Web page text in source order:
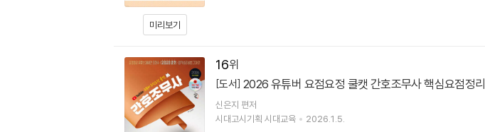
미리보기
16
[도서] 2026 유튜버 요점요정 쿨캣 간호조무사 핵심요점정리
신은지 편저
시대고시기획 시대교육
2026.1.5.